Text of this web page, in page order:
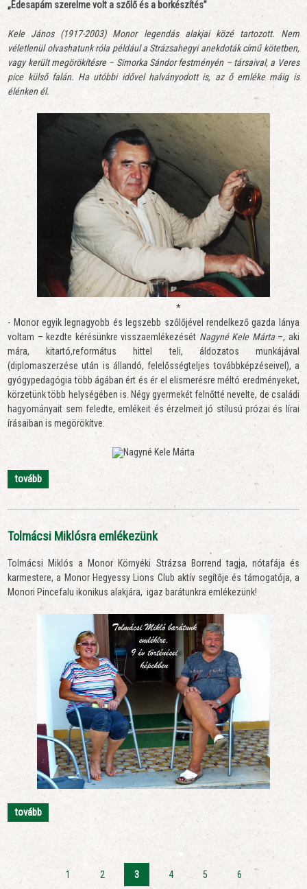
„Édesapám szerelme volt a szőlő és a borkészítés”
Kele János (1917-2003)Monor legendás alakjai közé tartozott. Nem
véletlenül olvashatunk róla például a Strázsahegyi anekdoták című kötetben,
vagy került megörökítésre – Simorka Sándor festményén – társaival, a Veres
pice külső falán. Ha utóbbi idővel halványodott is, az ő emléke máig is
élénken él.
*
- Monor egyik legnagyobb és legszebb szőlőjével rendelkező gazda lánya
voltam – kezdte kérésünkre visszaemlékezését Nagyné Kele Márta –, aki
mára, kitartó,református hittel teli, áldozatos munkájával
(diplomaszerzése után is állandó, felelősségteljes továbbképzéseivel), a
gyógypedagógia több ágában ért és ér el elismerésre méltó eredményeket,
körzetünk több helységében is. Négy gyermekét felnőtté nevelte, de családi
hagyományait sem feledte, emlékeit és érzelmeit jó stílusú prózai és lírai
írásaiban is megörökítve.
tovább
Tolmácsi Miklósra emlékezünk
Tolmácsi Miklós a Monor Környéki Strázsa Borrend tagja, nótafája és
karmestere, a Monor Hegyessy Lions Club aktív segítője és támogatója, a
Monori Pincefalu ikonikus alakjára, igaz barátunkra emlékezünk!
tovább
1 2 3 4 5 6